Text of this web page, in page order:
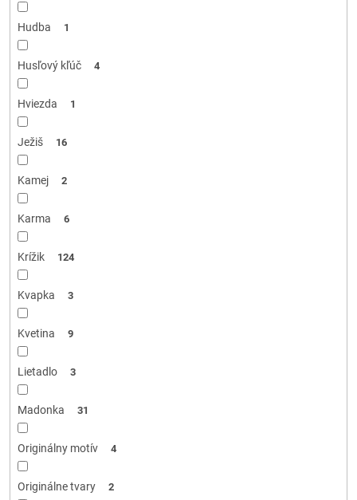
Hudba 1
Husľový kľúč 4
Hviezda 1
Ježiš 16
Kamej 2
Karma 6
Krížik 124
Kvapka 3
Kvetina 9
Lietadlo 3
Madonka 31
Originálny motív 4
Originálne tvary 2